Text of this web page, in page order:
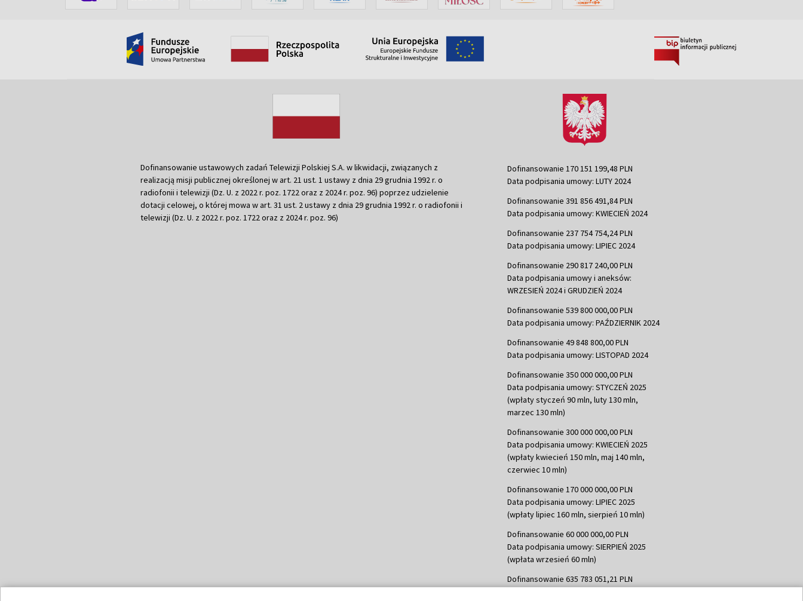
Dofinansowanie ustawowych zadań Telewizji Polskiej S.A. w likwidacji, związanych z
realizacją misji publicznej określonej w art. 21 ust. 1 ustawy z dnia 29 grudnia 1992 r. o
radiofonii i telewizji (Dz. U. z 2022 r. poz. 1722 oraz z 2024 r. poz. 96) poprzez udzielenie
dotacji celowej, o której mowa w art. 31 ust. 2 ustawy z dnia 29 grudnia 1992 r. o radiofonii i
telewizji (Dz. U. z 2022 r. poz. 1722 oraz z 2024 r. poz. 96)
Dofinansowanie 170 151 199,48 PLN
Data podpisania umowy: LUTY 2024
Dofinansowanie 391 856 491,84 PLN
Data podpisania umowy: KWIECIEŃ 2024
Dofinansowanie 237 754 754,24 PLN
Data podpisania umowy: LIPIEC 2024
Dofinansowanie 290 817 240,00 PLN
Data podpisania umowy i aneksów:
WRZESIEŃ 2024 i GRUDZIEŃ 2024
Dofinansowanie 539 800 000,00 PLN
Data podpisania umowy: PAŹDZIERNIK 2024
Dofinansowanie 49 848 800,00 PLN
Data podpisania umowy: LISTOPAD 2024
Dofinansowanie 350 000 000,00 PLN
Data podpisania umowy: STYCZEŃ 2025
(wpłaty styczeń 90 mln, luty 130 mln,
marzec 130 mln)
Dofinansowanie 300 000 000,00 PLN
Data podpisania umowy: KWIECIEŃ 2025
(wpłaty kwiecień 150 mln, maj 140 mln,
czerwiec 10 mln)
Dofinansowanie 170 000 000,00 PLN
Data podpisania umowy: LIPIEC 2025
(wpłaty lipiec 160 mln, sierpień 10 mln)
Dofinansowanie 60 000 000,00 PLN
Data podpisania umowy: SIERPIEŃ 2025
(wpłata wrzesień 60 mln)
Dofinansowanie 635 783 051,21 PLN